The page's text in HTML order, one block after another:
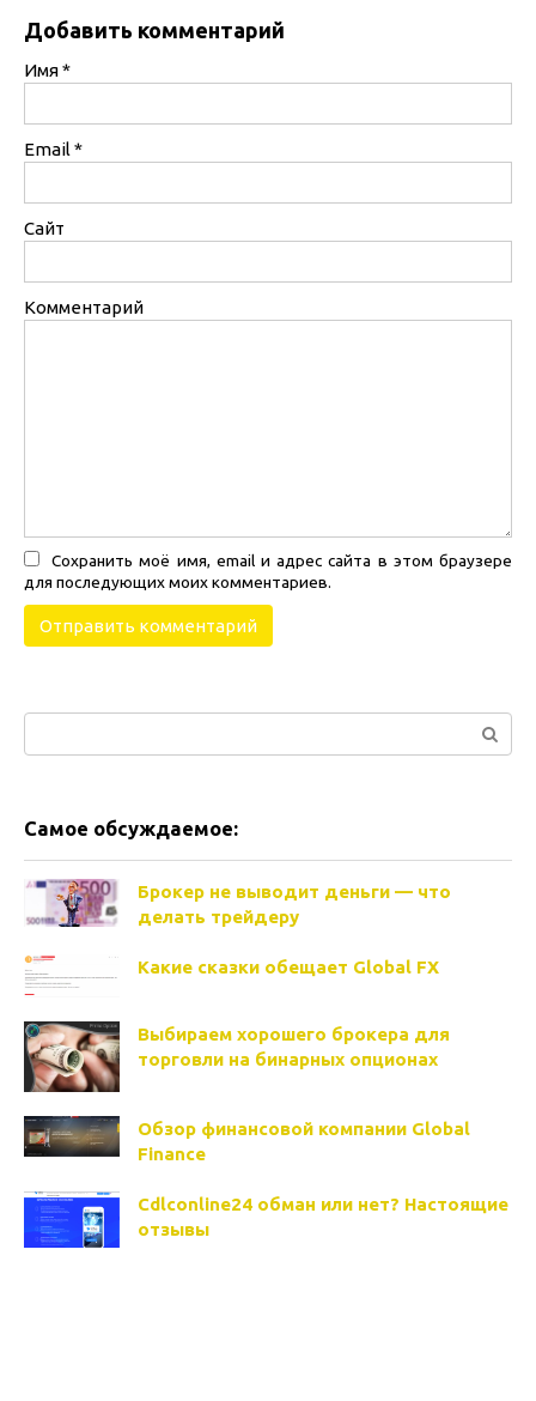
Добавить комментарий
Имя*
Email *
Сайт
Комментарий
Сохранить моё имя, email и адрес сайта в этом браузере
для последующих моих комментариев.
Самое обсуждаемое:
Брокер не выводит деньги — что
делать трейдеру
Какие сказки обещает Global FX
Выбираем хорошего брокера для
торговли на бинарных опционах
Обзор финансовой компании Global
Finance
Cdlconline24 обман или нет? Настоящие
отзывы